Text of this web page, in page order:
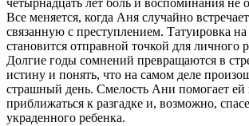
четырнадцать лет боль и воспоминания не
Все меняется, когда Аня случайно
связанную с преступлением. Татуировка на
становится отправной точкой для личного
Долгие годы сомнений превращаются в
истину и понять, что на самом деле
страшный день. Смелость Ани помогает ей
приближаться к разгадке и, возможно,
украденного ребенка.